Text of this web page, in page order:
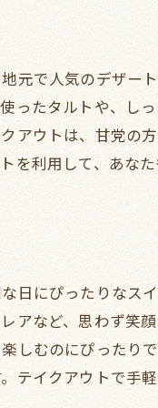
元で人気のデザー
ったタルトや、し
アウトは、甘党の
を利用して、あな
日にぴったりなス
アなど、思わず笑
しむのにぴったり
テイクアウトで手